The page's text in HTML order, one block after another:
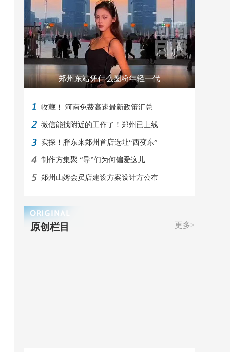
郑州东站凭什么圈粉年轻一代
收藏！ 河南免费高速最新政策汇总
微信能找附近的工作了！郑州已上线
实探！胖东来郑州首店选址“西变东”
制作方集聚 “导”们为何偏爱这儿
郑州山姆会员店建设方案设计方公布
更多>
原创栏目